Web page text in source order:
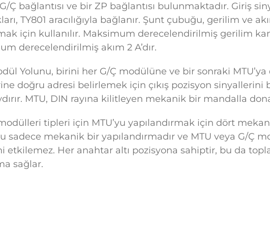
Ç bağlantısı ve bir ZP bağlantısı bulunmaktadır. Giriş
TY801 aracılığıyla bağlanır. Şunt çubuğu, gerilim ve
için kullanılır. Maksimum derecelendirilmiş gerilim
derecelendirilmiş akım 2 A’dır.
Yolunu, birini her G/Ç modülüne ve bir sonraki MTU’ya
doğru adresi belirlemek için çıkış pozisyon sinyallerini
MTU, DIN rayına kilitleyen mekanik bir mandalla
tipleri için MTU’yu yapılandırmak için dört
sadece mekanik bir yapılandırmadır ve MTU veya G/Ç
etkilemez. Her anahtar altı pozisyona sahiptir, bu da
sağlar.